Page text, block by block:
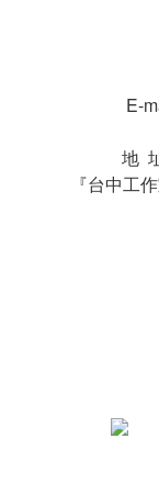
E-
地
『台中工